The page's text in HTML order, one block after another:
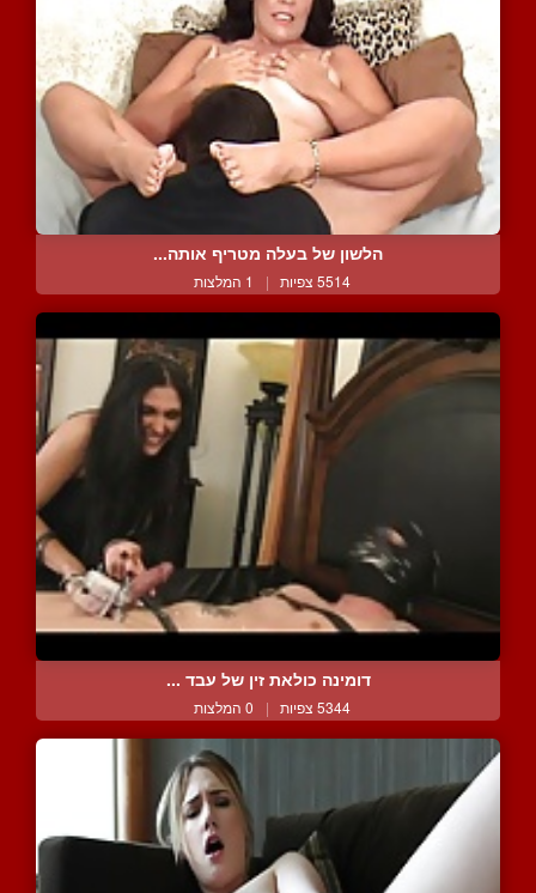
הלשון של בעלה מטריף אותה...
5514 צפיות | 1 המלצות
דומינה כולאת זין של עבד ...
5344 צפיות | 0 המלצות